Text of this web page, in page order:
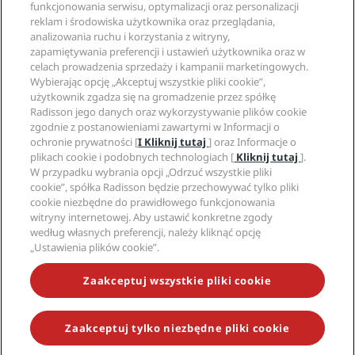
Nowe i zapowiadane hotele
Aplikacja Radisson Hotels
Hotele z certyfikatem Sports Approved
Hotele przyjazne dla rodzin
Zdrowie i bezpieczeństwo
Radisson Hotel Group
Media
Kariery w RHG
Kariery w PPHE
Kariera EHL
The Club by RHG
Współpraca
Odpowiedzialny biznes
Zaopatrzenie
Informacje prawne
Centrum prywatności
Informacje prawne
Regulamin Radisson Rewards
Umowa dotycząca korzystania z witryny
Dostępność cyfrowa
Oświadczenie dotyczące współczesnego niewolnictwa
Pomoc
Ostrzeżenia dla klientów
Kontakt
Najczęściej zadawane pytania
Mapa witryny
Media społecznościowe
Marki Radisson Hotels
NIE PRZEGAP NAJCIEKAWSZYCH OFERT
© 2026 Radisson Hotel Group.Wszelkie prawa zastrzeżone. RHG
Radisson Hotel Group, Radisson, Radisson RED, Radisson Blu, Radisson
funkcjonowania serwisu, optymalizacji oraz personalizacji
reklam i środowiska użytkownika oraz przeglądania,
analizowania ruchu i korzystania z witryny,
zapamiętywania preferencji i ustawień użytkownika oraz w
celach prowadzenia sprzedaży i kampanii marketingowych.
Wybierając opcję „Akceptuj wszystkie pliki cookie”,
użytkownik zgadza się na gromadzenie przez spółkę
Radisson jego danych oraz wykorzystywanie plików cookie
zgodnie z postanowieniami zawartymi w Informacji o
ochronie prywatności [I Kliknij tutaj] oraz Informacje o
plikach cookie i podobnych technologiach [ Kliknij tutaj].
W przypadku wybrania opcji „Odrzuć wszystkie pliki
cookie”, spółka Radisson będzie przechowywać tylko pliki
cookie niezbędne do prawidłowego funkcjonowania
witryny internetowej. Aby ustawić konkretne zgody
według własnych preferencji, należy kliknąć opcję
„Ustawienia plików cookie”.
Zaakceptuj wszystkie pliki cookie
Zaakceptuj tylko niezbędne pliki cookie